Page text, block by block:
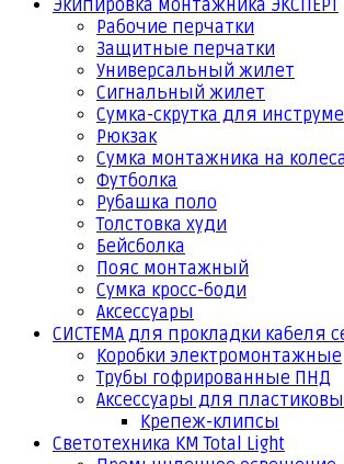
Экипировка монтажника ЭКСПЕРТ
Рабочие перчатки
Защитные перчатки
Универсальный жилет
Сигнальный жилет
Сумка-скрутка для
Рюкзак
Сумка монтажника на
Футболка
Рубашка поло
Толстовка худи
Бейсболка
Пояс монтажный
Сумка кросс-боди
Аксессуары
СИСТЕМА для прокладки кабеля
Коробки электромонтажные
Трубы гофрированные ПНД
Аксессуары для
Крепеж-клипсы
Светотехника КМ Total Light